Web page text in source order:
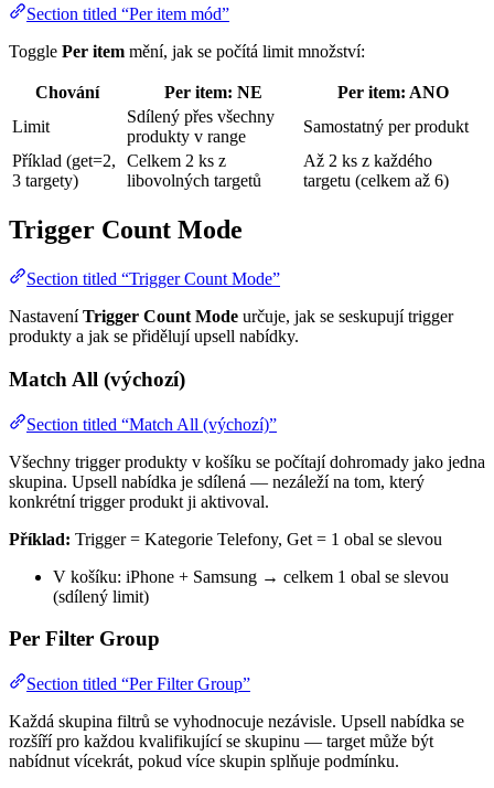
Section titled “Per item mód”
Toggle Per item mění, jak se počítá limit množství:
Chování Per item: NE
Per item: ANO
Limit
Sdílený přes všechny
produkty v range
Samostatný per produkt
Příklad (get=2,
3 targety)
Celkem 2 ks z
libovolných targetů
Až 2 ks z každého
targetu (celkem až 6)
Trigger Count Mode
Section titled “Trigger Count Mode”
NastaveníTrigger Count Mode určuje, jak se seskupují trigger
produkty a jak se přidělují upsell nabídky.
Match All (výchozí)
Section titled “Match All (výchozí)”
Všechny trigger produkty v košíku se počítají dohromady jako jedna
skupina. Upsell nabídka je sdílená — nezáleží na tom, který
konkrétní trigger produkt ji aktivoval.
Příklad: Trigger = Kategorie Telefony, Get = 1 obal se slevou
V košíku: iPhone + Samsung → celkem 1 obal se slevou
(sdílený limit)
Per Filter Group
Section titled “Per Filter Group”
Každá skupina filtrů se vyhodnocuje nezávisle. Upsell nabídka se
rozšíří pro každou kvalifikující se skupinu — target může být
nabídnut vícekrát, pokud více skupin splňuje podmínku.